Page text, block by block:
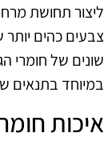
ליצור תחושת
צבעים כהים
שונים של חומרי
במיוחד בתנאים
איכות